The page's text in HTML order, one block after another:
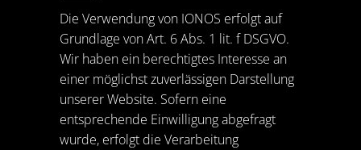
Die Verwendung von IONOS erfolgt auf
Grundlage von Art. 6 Abs. 1 lit. f DSGVO.
Wir haben ein berechtigtes Interesse an
einer möglichst zuverlässigen Darstellung
unserer Website. Sofern eine
entsprechende Einwilligung abgefragt
wurde, erfolgt die Verarbeitung